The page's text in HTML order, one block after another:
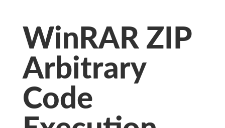
WinRAR ZIP
Arbitrary
Code